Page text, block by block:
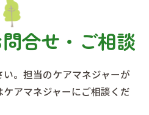
合せ・ご相談
。担当のケアマネジャーが
アマネジャーにご相談くだ